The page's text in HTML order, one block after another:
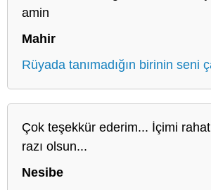
amin
Mahir
Rüyada tanımadığın birinin seni
Çok teşekkür ederim... İçimi
razı olsun...
Nesibe